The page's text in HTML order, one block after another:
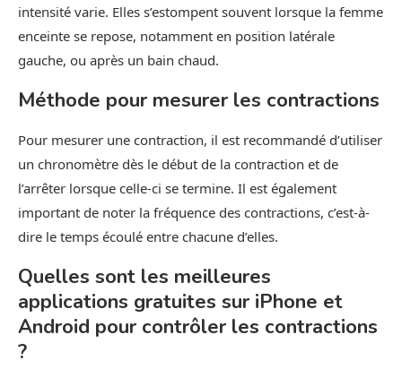
intensité varie. Elles s’estompent souvent lorsque la femme
enceinte se repose, notamment en position latérale
gauche, ou après un bain chaud.
Méthode pour mesurer les contractions
Pour mesurer une contraction, il est recommandé d’utiliser
un chronomètre dès le début de la contraction et de
l’arrêter lorsque celle-ci se termine. Il est également
important de noter la fréquence des contractions, c’est-à-
dire le temps écoulé entre chacune d’elles.
Quelles sont les meilleures
applications gratuites sur iPhone et
Android pour contrôler les contractions
?